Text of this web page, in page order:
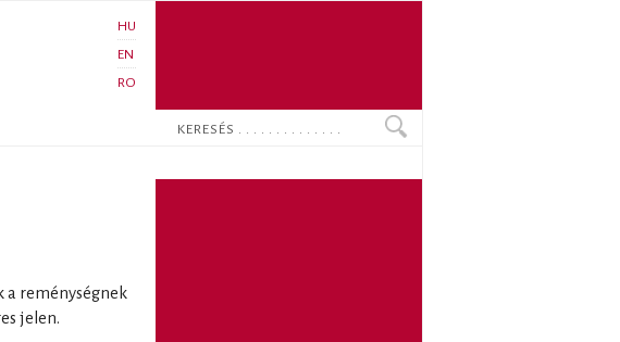
HU
EN
RO
Keresés
a reménységnek
jelen.